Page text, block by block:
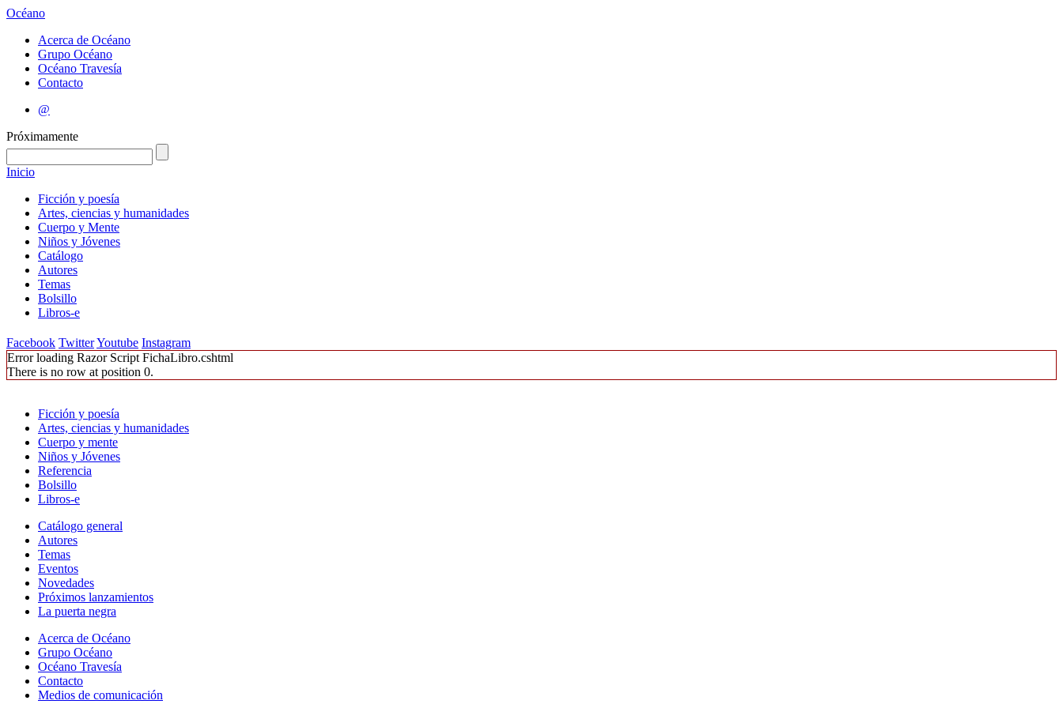
Océano
Acerca de Océano
Grupo Océano
Océano Travesía
Contacto
@
Próximamente
Inicio
Ficción y poesía
Artes, ciencias y humanidades
Cuerpo y Mente
Niños y Jóvenes
Catálogo
Autores
Temas
Bolsillo
Libros-e
Facebook TwitterYoutube Instagram
Error loading Razor Script FichaLibro.cshtml
There is no row at position 0.
Ficción y poesía
Artes, ciencias y humanidades
Cuerpo y mente
Niños y Jóvenes
Referencia
Bolsillo
Libros-e
Catálogo general
Autores
Temas
Eventos
Novedades
Próximos lanzamientos
La puerta negra
Acerca de Océano
Grupo Océano
Océano Travesía
Contacto
Medios de comunicación